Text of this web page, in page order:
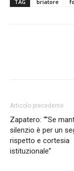
TAG briatore
Articolo precedente
Zapatero: “”Se
silenzio è per un
rispetto e cortesia
istituzionale”